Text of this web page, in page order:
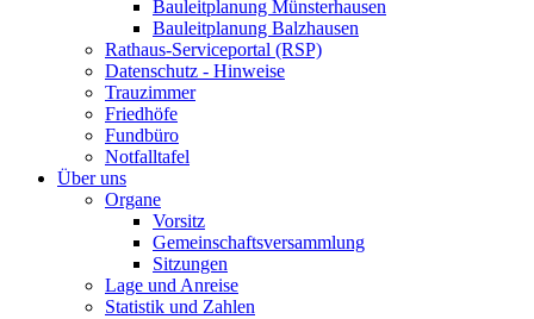
Bauleitplanung Münsterhausen
Bauleitplanung Balzhausen
Rathaus-Serviceportal (RSP)
Datenschutz - Hinweise
Trauzimmer
Friedhöfe
Fundbüro
Notfalltafel
Über uns
Organe
Vorsitz
Gemeinschaftsversammlung
Sitzungen
Lage und Anreise
Statistik und Zahlen